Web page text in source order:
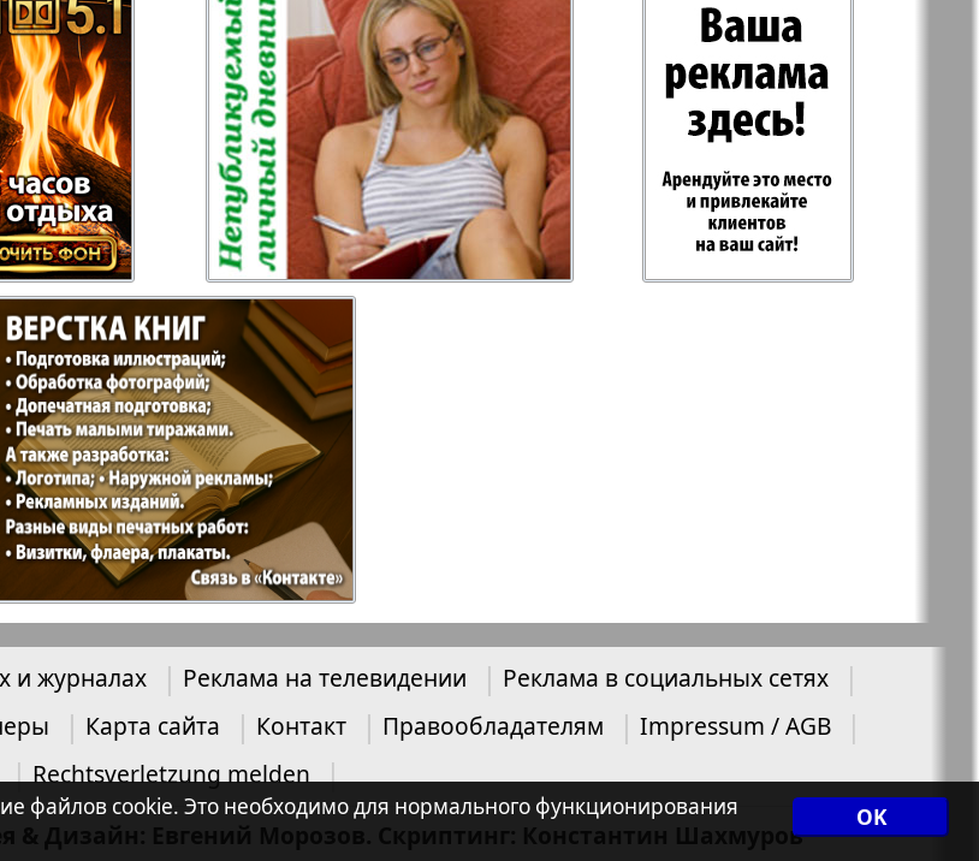
Торговый Центр Точка DE TV-бульвар
У нас в Гамбурге Флирт Хоттабыч
газета Эрудит-Экстра Эрудит-MIX
и журналах Реклама на телевидении
Реклама в социальных сетях
Карта сайта Контакт Правообладателям
Impressum / AGB
Rechtsverletzung melden
& Дизайн: Евгений Морозов. Скриптинг: Константин Шахмуров
OK
файлов cookie. Это необходимо для нормального функционирования